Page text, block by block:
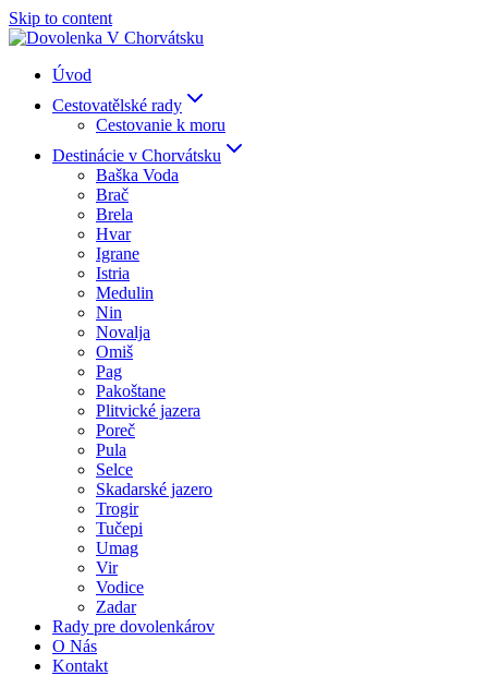
Skip to content
Úvod
Cestovatělské rady
Cestovanie k moru
Destinácie v Chorvátsku
Baška Voda
Brač
Brela
Hvar
Igrane
Istria
Medulin
Nin
Novalja
Omiš
Pag
Pakoštane
Plitvické jazera
Poreč
Pula
Selce
Skadarské jazero
Trogir
Tučepi
Umag
Vir
Vodice
Zadar
Rady pre dovolenkárov
O Nás
Kontakt